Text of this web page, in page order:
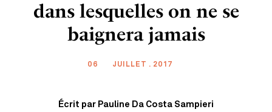
dans lesquelles on ne se
baignera jamais
06 JUILLET . 2017
Écrit par Pauline Da Costa Sampieri